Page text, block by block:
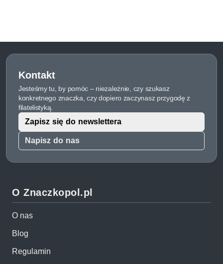
Kontakt
Jesteśmy tu, by pomóc – niezależnie, czy szukasz
konkretnego znaczka, czy dopiero zaczynasz przygodę z
filatelistyką.
Napisz do nas
Zapisz się do newslettera
O Znaczkopol.pl
O nas
Blog
Regulamin